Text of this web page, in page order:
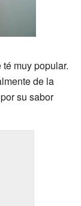
muy popular.
de la
su sabor